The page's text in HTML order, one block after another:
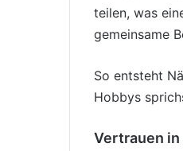
teilen, was
gemeinsame
So entsteht
Hobbys
Vertrauen in